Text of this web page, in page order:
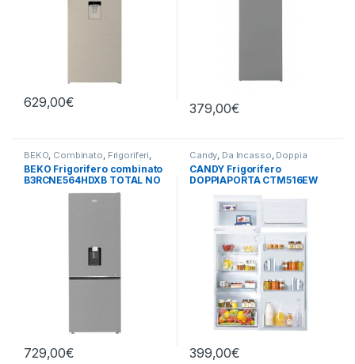
629,00€ 379,00€
BEKO Combinato Frigoriferi
Libera Installazione
BEKO Frigorifero combinato
B3RCNE564HDXB TOTAL NO
729,00€
Candy Da Incasso Doppia
Porta,Frigoriferi
CANDY Frigorifero
DOPPIAPORTA CTM516EW
399,00€